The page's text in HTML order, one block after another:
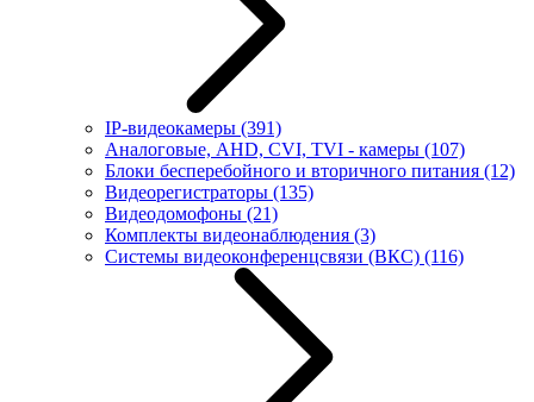
IP-видеокамеры (391)
Аналоговые, AHD, CVI, TVI - камеры (107)
Блоки бесперебойного и вторичного питания (12)
Видеорегистраторы (135)
Видеодомофоны (21)
Комплекты видеонаблюдения (3)
Системы видеоконференцсвязи (ВКС) (116)